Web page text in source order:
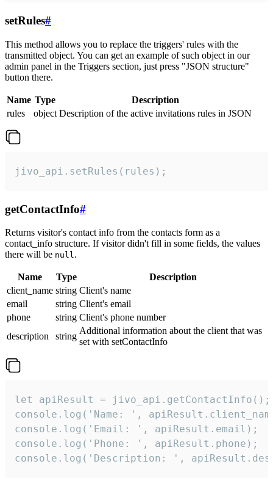
setRules#
This method allows you to replace the triggers' rules with the
transmitted object. You can get an example of such object in our
admin panel in the Triggers section, just press "JSON structure"
button there.
Name Type
Description
rules
object Description of the active invitations rules in JSON
jivo_api.setRules(rules);
getContactInfo#
Returns visitor's contact info from the contacts form as a
contact_info structure. If visitor didn't fill in some fields, the values
there will be null.
Name Type
Description
client_name string Client's name
email
string Client's email
phone
string Client's phone number
description
string
Additional information about the client that was
set with setContactInfo
let apiResult = jivo_api.getContactInfo();
console.log('Name: ',
console.log('Email: ', apiResult.email);
console.log('Phone: ', apiResult.phone);
console.log('Description: ',